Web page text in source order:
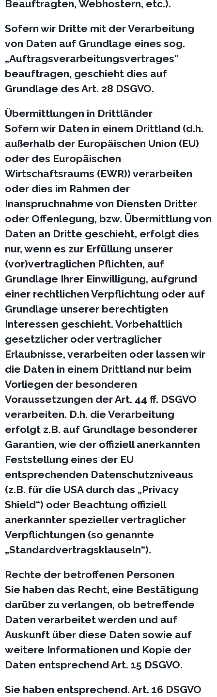
Beauftragten, Webhostern, etc.).
Sofern wir Dritte mit der Verarbeitung
von Daten auf Grundlage eines sog.
„Auftragsverarbeitungsvertrages“
beauftragen, geschieht dies auf
Grundlage des Art. 28 DSGVO.
Übermittlungen in Drittländer
Sofern wir Daten in einem Drittland (d.h.
außerhalb der Europäischen Union (EU)
oder des Europäischen
Wirtschaftsraums (EWR)) verarbeiten
oder dies im Rahmen der
Inanspruchnahme von Diensten Dritter
oder Offenlegung, bzw. Übermittlung von
Daten an Dritte geschieht, erfolgt dies
nur, wenn es zur Erfüllung unserer
(vor)vertraglichen Pflichten, auf
Grundlage Ihrer Einwilligung, aufgrund
einer rechtlichen Verpflichtung oder auf
Grundlage unserer berechtigten
Interessen geschieht. Vorbehaltlich
gesetzlicher oder vertraglicher
Erlaubnisse, verarbeiten oder lassen wir
die Daten in einem Drittland nur beim
Vorliegen der besonderen
Voraussetzungen der Art. 44 ff. DSGVO
verarbeiten. D.h. die Verarbeitung
erfolgt z.B. auf Grundlage besonderer
Garantien, wie der offiziell anerkannten
Feststellung eines der EU
entsprechenden Datenschutzniveaus
(z.B. für die USA durch das „Privacy
Shield“) oder Beachtung offiziell
anerkannter spezieller vertraglicher
Verpflichtungen (so genannte
„Standardvertragsklauseln“).
Rechte der betroffenen Personen
Sie haben das Recht, eine Bestätigung
darüber zu verlangen, ob betreffende
Daten verarbeitet werden und auf
Auskunft über diese Daten sowie auf
weitere Informationen und Kopie der
Daten entsprechend Art. 15 DSGVO.
Sie haben entsprechend. Art. 16 DSGVO